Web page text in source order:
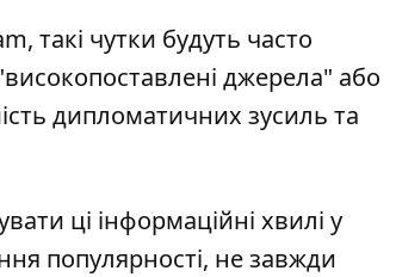
такі чутки будуть часто
джерела" або
дипломатичних зусиль та
ці інформаційні хвилі у
популярності, не завжди